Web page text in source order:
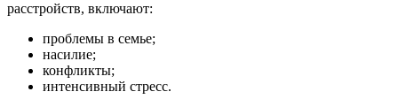
расстройств, включают:
проблемы в семье;
насилие;
конфликты;
интенсивный стресс.